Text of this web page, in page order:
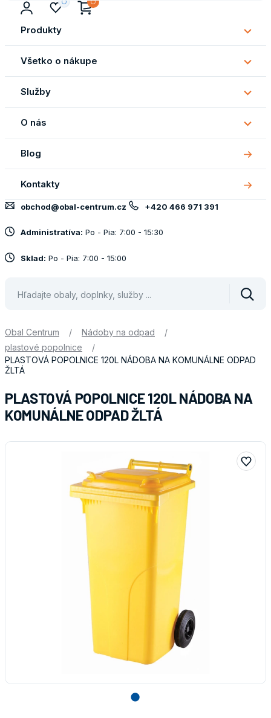
Produkty
Všetko o nákupe
o
Služby
O nás
O
nás
Blog
Kontakty
obchod@obal-centrum.cz +420 466 971 391
Administratíva: Po - Pia: 7:00 - 15:30
Sklad: Po - Pia: 7:00 - 15:00
Obal Centrum / Nádoby na odpad
/
plastové popolnice
/
PLASTOVÁ POPOLNICE 120L NÁDOBA NA KOMUNÁLNE ODPAD
ŽLTÁ
PLASTOVÁ POPOLNICE 120L NÁDOBA NA
KOMUNÁLNE ODPAD ŽLTÁ
lens